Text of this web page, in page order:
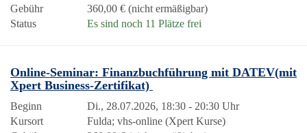
Gebühr
360,00 € (nicht ermäßigbar)
Status
Es sind noch 11 Plätze frei
Online-Seminar: Finanzbuchführung mit DATEV(mit
Xpert Business-Zertifikat)
Beginn
Di., 28.07.2026, 18:30 - 20:30 Uhr
Kursort
Fulda; vhs-online (Xpert Kurse)